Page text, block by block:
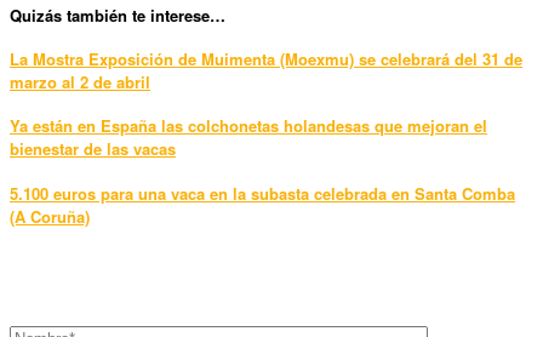
Quizás también te interese…
La Mostra Exposición de Muimenta (Moexmu) se celebrará del 31 de
marzo al 2 de abril
Ya están en España las colchonetas holandesas que mejoran el
bienestar de las vacas
5.100 euros para una vaca en la subasta celebrada en Santa Comba
(A Coruña)